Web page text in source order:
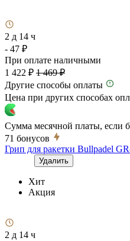
2 д 14 ч
- 47 ₽
При оплате наличными
1 422 ₽ 1 469 ₽
Другие способы оплаты
Цена при других способах
Сумма месячной платы, если
71 бонусов
Грип для ракетки Bullpadel
Удалить
Хит
Акция
2 д 14 ч